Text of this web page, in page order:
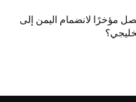
مؤخرًا لانضمام اليمن إلى